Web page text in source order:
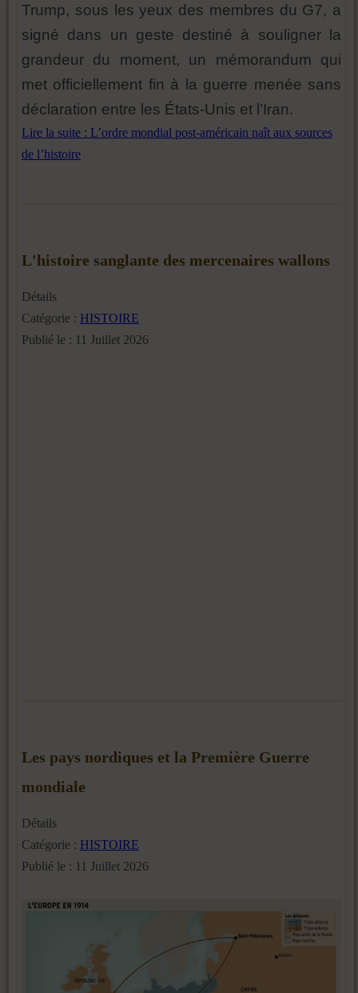
Trump, sous les yeux des membres du G7, a
signé dans un geste destiné à souligner la
grandeur du moment, un mémorandum qui
met officiellement fin à la guerre menée sans
déclaration entre les États-Unis et l’Iran.
Lire la suite : L’ordre mondial post-américain naît aux sources
de l’histoire
L'histoire sanglante des mercenaires wallons
Détails
Catégorie : HISTOIRE
Publié le : 11 Juillet 2026
Les pays nordiques et la Première Guerre
mondiale
Détails
Catégorie : HISTOIRE
Publié le : 11 Juillet 2026